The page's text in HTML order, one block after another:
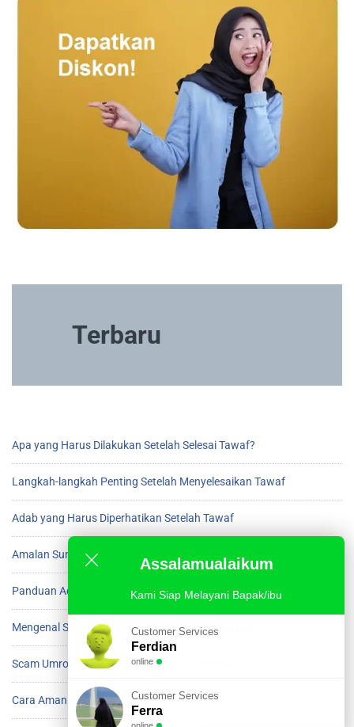
Terbaru
Apa yang Harus Dilakukan Setelah Selesai Tawaf?
Langkah-langkah Penting Setelah Menyelesaikan Tawaf
Adab yang Harus Diperhatikan Setelah Tawaf
Amalan Sunnah Setelah Beres Tawaf di Ka’bah
Panduan Adab Setelah Menyelesaikan Tawaf
Mengenal Scam Umroh dan Cara Menghindarinya
Scam Umroh yang Harus Diwaspadai Jamaah
Cara Aman Menghindari Scam saat Umroh
Assalamualaikum
Kami Siap Melayani Bapak/ibu
Customer Services
Ferdian
online
Customer Services
Ferra